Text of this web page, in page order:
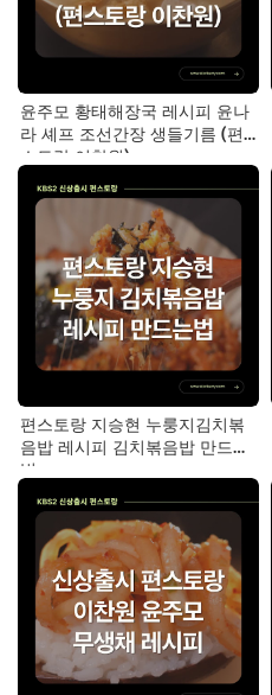
윤주모 황태해장국 레시피 윤나
라 셰프 조선간장 생들기름 (편
스토랑 이찬원)
편스토랑 지승현 누룽지김치볶
음밥 레시피 김치볶음밥 만드는
법